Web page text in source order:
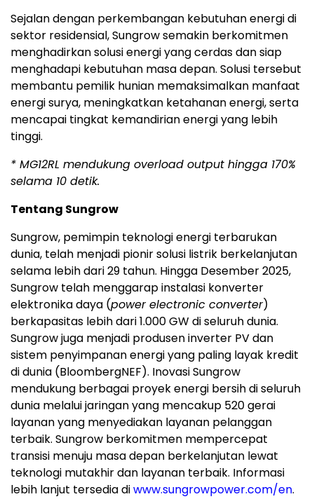
Sejalan dengan perkembangan kebutuhan energi di
sektor residensial, Sungrow semakin berkomitmen
menghadirkan solusi energi yang cerdas dan siap
menghadapi kebutuhan masa depan. Solusi tersebut
membantu pemilik hunian memaksimalkan manfaat
energi surya, meningkatkan ketahanan energi, serta
mencapai tingkat kemandirian energi yang lebih
tinggi.
* MG12RL mendukung overload output hingga 170%
selama 10 detik.
Tentang Sungrow
Sungrow, pemimpin teknologi energi terbarukan
dunia, telah menjadi pionir solusi listrik berkelanjutan
selama lebih dari 29 tahun. Hingga Desember 2025,
Sungrow telah menggarap instalasi konverter
elektronika daya (power electronic converter)
berkapasitas lebih dari 1.000 GW di seluruh dunia.
Sungrow juga menjadi produsen inverter PV dan
sistem penyimpanan energi yang paling layak kredit
di dunia (BloombergNEF). Inovasi Sungrow
mendukung berbagai proyek energi bersih di seluruh
dunia melalui jaringan yang mencakup 520 gerai
layanan yang menyediakan layanan pelanggan
terbaik. Sungrow berkomitmen mempercepat
transisi menuju masa depan berkelanjutan lewat
teknologi mutakhir dan layanan terbaik. Informasi
lebih lanjut tersedia diwww.sungrowpower.com/en.